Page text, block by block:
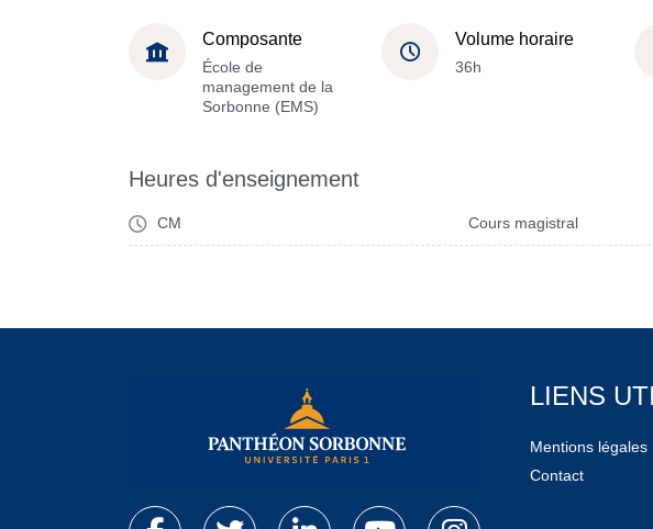
Composante
École de
management de la
Sorbonne (EMS)
Volume horaire
36h
Heures d'enseignement
CM Cours magistral
LIENS
Mentions légales
Contact